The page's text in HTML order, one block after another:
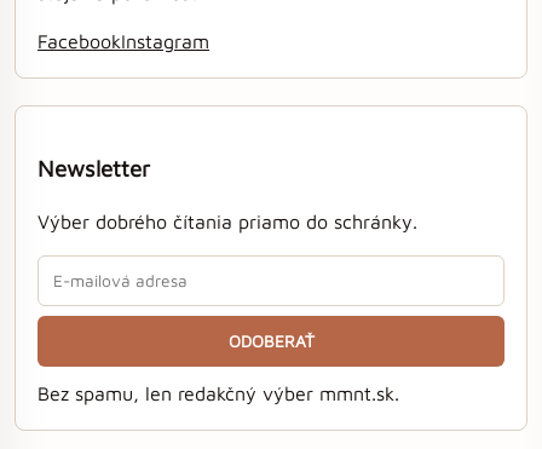
FacebookInstagram
Newsletter
Výber dobrého čítania priamo do schránky.
ODOBERAŤ
Bez spamu, len redakčný výber mmnt.sk.